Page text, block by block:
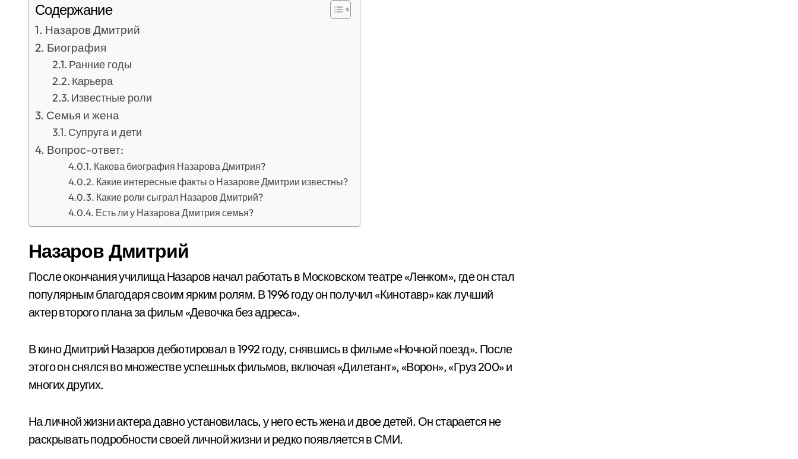
Содержание
Назаров Дмитрий
Биография
Ранние годы
Карьера
Известные роли
Семья и жена
Супруга и дети
Вопрос-ответ:
Какова биография Назарова Дмитрия?
Какие интересные факты о Назарове Дмитрии известны?
Какие роли сыграл Назаров Дмитрий?
Есть ли у Назарова Дмитрия семья?
Назаров Дмитрий
После окончания училища Назаров начал работать в Московском театре «Ленком», где он стал
популярным благодаря своим ярким ролям. В 1996 году он получил «Кинотавр» как лучший
актер второго плана за фильм «Девочка без адреса».
В кино Дмитрий Назаров дебютировал в 1992 году, снявшись в фильме «Ночной поезд». После
этого он снялся во множестве успешных фильмов, включая «Дилетант», «Ворон», «Груз 200» и
многих других.
На личной жизни актера давно установилась, у него есть жена и двое детей. Он старается не
раскрывать подробности своей личной жизни и редко появляется в СМИ.